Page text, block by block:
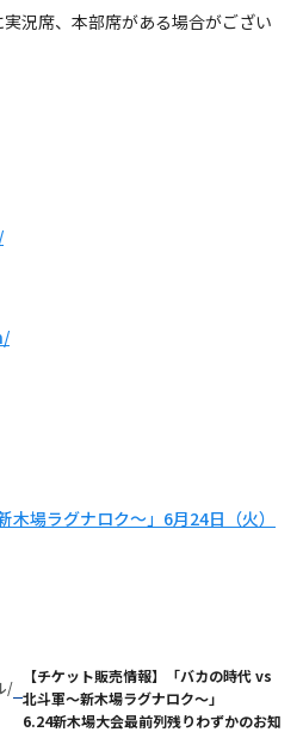
況席、本部席がある場合がござい
場ラグナロク～」6月24日（火）
/
【チケット販売情報】「バカの時代 vs
北斗軍～新木場ラグナロク～」
6.24新木場大会最前列残りわずかのお知ら